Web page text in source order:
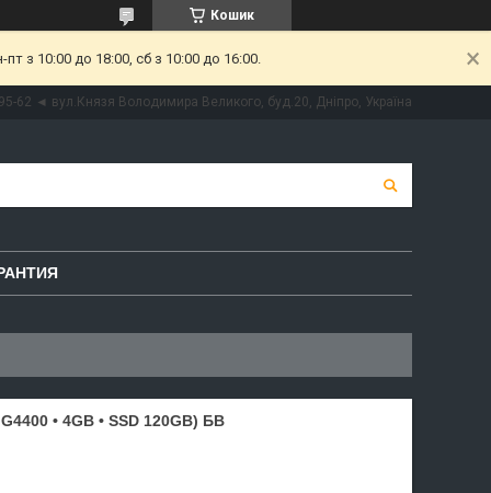
Кошик
з 10:00 до 18:00, сб з 10:00 до 16:00.
62 ◄ вул.Князя Володимира Великого, буд.20, Дніпро, Україна
• 4GB • SSD 120GB) БВ